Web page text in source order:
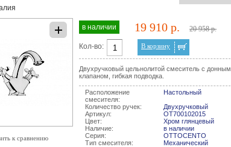
к сравнению
в наличии 19 910 р. 20 958 р.
Кол-во: В корзину
Двухручковый цельнолитой смеситель с донным
клапаном, гибкая подводка.
Расположение
смесителя:
Настольный
Количество ручек:
Двухручковый
Артикул:
OT700102015
Цвет:
Хром глянцевый
Наличие:
в наличии
Серия:
OTTOCENTO
Тип смесителя:
Механический